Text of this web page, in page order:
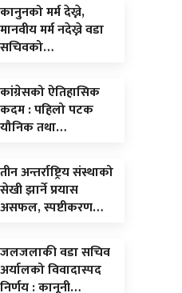
कानुनको मर्म देख्ने,
मानवीय मर्म नदेख्ने वडा
सचिवको…
कांग्रेसको ऐतिहासिक
कदम : पहिलो पटक
यौनिक तथा…
तीन अन्तर्राष्ट्रिय संस्थाको
सेखी झार्ने प्रयास
असफल, स्पष्टीकरण…
जलजलाकी वडा सचिव
अर्यालको विवादास्पद
निर्णय : कानूनी…